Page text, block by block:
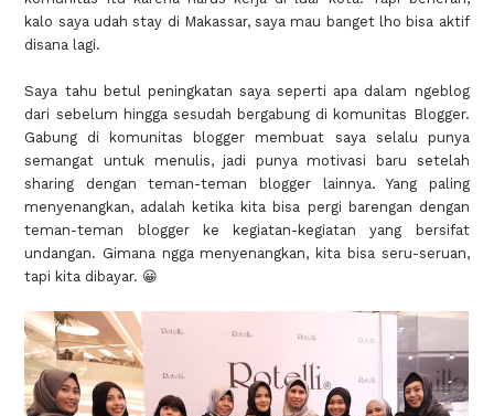
kalo saya udah stay di Makassar, saya mau banget lho bisa aktif
disana lagi.
Saya tahu betul peningkatan saya seperti apa dalam ngeblog
dari sebelum hingga sesudah bergabung di komunitas Blogger.
Gabung di komunitas blogger membuat saya selalu punya
semangat untuk menulis, jadi punya motivasi baru setelah
sharing dengan teman-teman blogger lainnya. Yang paling
menyenangkan, adalah ketika kita bisa pergi barengan dengan
teman-teman blogger ke kegiatan-kegiatan yang bersifat
undangan. Gimana ngga menyenangkan, kita bisa seru-seruan,
tapi kita dibayar. 😀